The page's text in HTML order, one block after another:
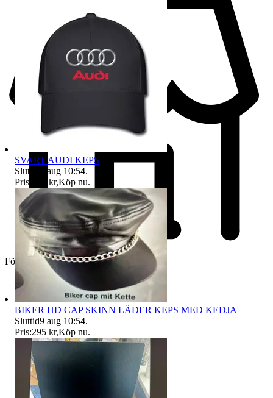
Företag
SVART AUDI KEPS
Sluttid
9 aug 10:54.
Pris:
159 kr,Köp nu.
BIKER HD CAP SKINN LÄDER KEPS MED KEDJA
Sluttid9 aug 10:54.
Pris:295 kr,Köp nu.